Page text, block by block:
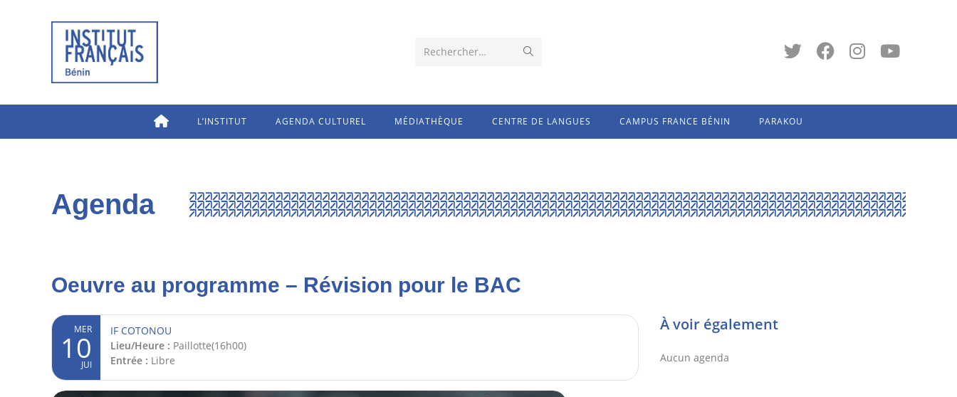
Rechercher…
L’INSTITUT AGENDA CULTUREL MÉDIATHÈQUE CENTRE DE LANGUES CAMPUS FRANCE BÉNIN PARAKOU
Agenda
Oeuvre au programme – Révision pour le BAC
MER
10
JUI
IF COTONOU
Lieu/Heure : Paillotte(16h00)
Entrée : Libre
À voir également
Aucun agenda